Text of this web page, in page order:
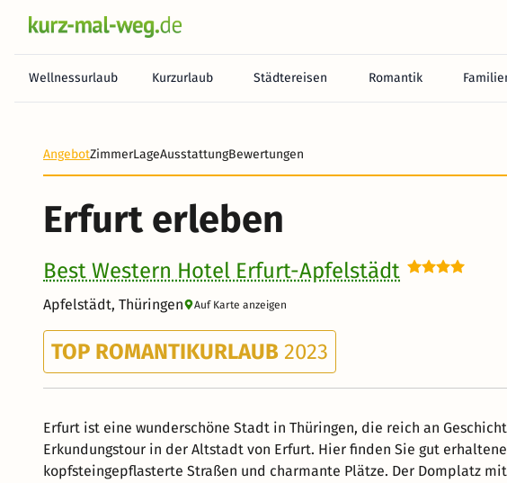
Wellnessurlaub Kurzurlaub Städtereisen Romantik
Heute noch keine Zahlung erforderlich! Zahlen Sie bequem im Hotel.
AngebotZimmerLageAusstattungBewertungen
Erfurt erleben
Best Western Hotel Erfurt-Apfelstädt
Apfelstädt, Thüringen Auf Karte anzeigen
TOP ROMANTIKURLAUB 2023
Erfurt ist eine wunderschöne Stadt in Thüringen, die reich an
Erkundungstour in der Altstadt von Erfurt. Hier finden Sie gut
kopfsteingepflasterte Straßen und charmante Plätze. Der Domplatz